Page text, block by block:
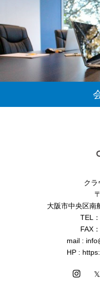
クラ
大阪市中央区南
TEL
FAX
mail :
HP :